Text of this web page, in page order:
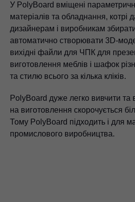
У PolyBoard вміщені
матеріалів та обладнання, котрі
дизайнерам і виробникам
автоматично створювати 3D-
вихідні файли для ЧПК для
виготовлення меблів і шафок
та стилю всього за кілька кліків.
PolyBoard дуже легко вивчити та
на виготовлення скорочується
Тому PolyBoard підходить і для
промислового виробництва.